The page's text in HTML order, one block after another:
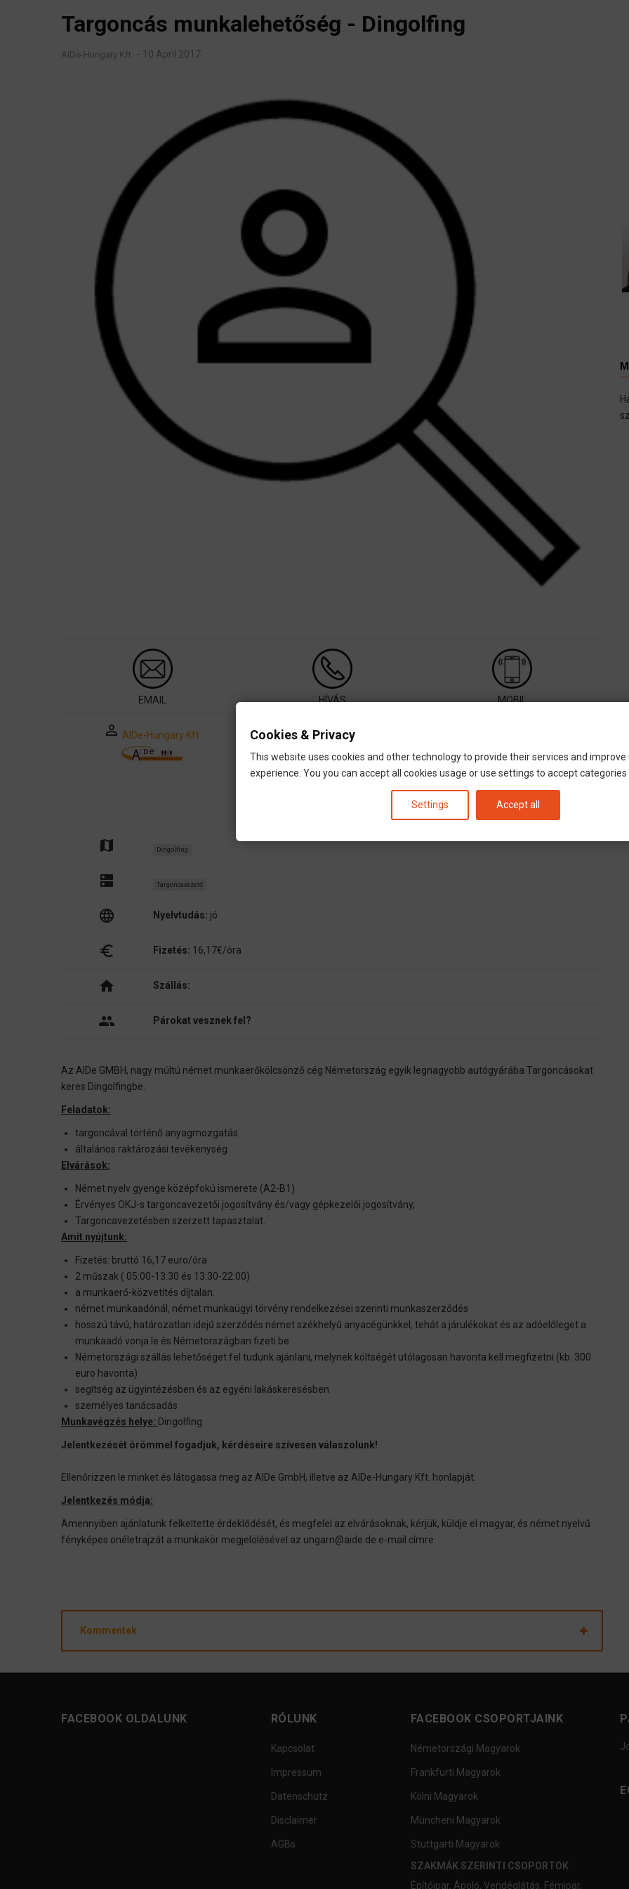
Targoncás munkalehetőség - Dingolfing
AIDe-Hungary Kft. 10 April 2017
EMAIL HÍVÁS MOBIL
perm_identity AIDe-Hungary Kft.
email ungarn@aide.de
map Dingolfing
dns Targoncavezető
language Nyelvtudás: jó
euro_symbol Fizetés: 16,17€/óra
home Szállás:
people Párokat vesznek fel?
Az AIDe GMBH, nagy múltú német munkaerőkölcsönző cég Németország egyik legnagyobb autógyárába Targoncásokat
keres Dingolfingbe.
Feladatok:
targoncával történő anyagmozgatás
általános raktározási tevékenység
Elvárások:
Német nyelv gyenge középfokú ismerete (A2-B1)
Érvényes OKJ-s targoncavezetői jogosítvány és/vagy gépkezelői jogosítvány,
Targoncavezetésben szerzett tapasztalat.
Amit nyújtunk:
Fizetés: bruttó 16,17 euro/óra
2 műszak ( 05:00-13:30 és 13:30-22:00)
a munkaerő-közvetítés díjtalan.
német munkaadónál, német munkaügyi törvény rendelkezései szerinti munkaszerződés
hosszú távú, határozatlan idejű szerződés német székhelyű anyacégünkkel, tehát a járulékokat és az adóelőleget a
munkaadó vonja le és Németországban fizeti be
Németországi szállás lehetőséget fel tudunk ajánlani, melynek költségét utólagosan havonta kell megfizetni (kb. 300
euro havonta)
segítség az ügyintézésben és az egyéni lakáskeresésben
személyes tanácsadás
Munkavégzés helye: Dingolfing
Jelentkezését örömmel fogadjuk, kérdéseire szívesen válaszolunk!
Ellenőrizzen le minket és látogassa meg az AIDe GmbH, illetve az AIDe-Hungary Kft. honlapját.
Jelentkezés módja:
Amennyiben ajánlatunk felkeltette érdeklődését, és megfelel az elvárásoknak, kérjük, küldje el magyar, és német nyelvű
fényképes önéletrajzát a munkakör megjelölésével az ungarn@aide.de e-mail címre.
Kommentek
FACEBOOK OLDALUNK RÓLUNK
Kapcsolat
Impressum
Datenschutz
Disclaimer
AGBs
FACEBOOK CSOPORTJAINK
Németországi Magyarok
Frankfurti Magyarok
Kölni Magyarok
Müncheni Magyarok
Stuttgarti Magyarok
SZAKMÁK SZERINTI CSOPORTOK
Építőipar, Ápoló, Vendéglátás, Fémipar,
Cookies & Privacy
This website uses cookies and other technology to provide their services and improve
experience. You you can accept all cookies usage or use settings to accept categories
Settings Accept all